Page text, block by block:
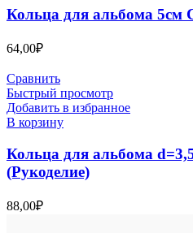
Кольца для альбома
64,00₽
Сравнить
Быстрый просмотр
Добавить в избранное
В корзину
Кольца для альбома
(Рукоделие)
88,00₽